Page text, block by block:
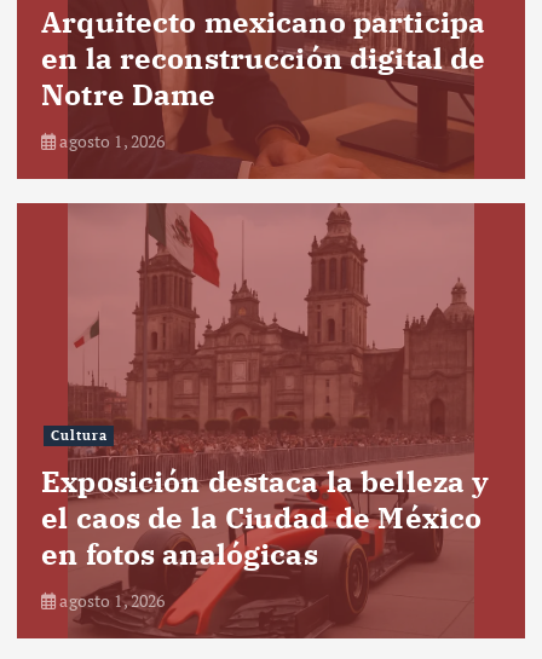
Arquitecto mexicano participa
en la reconstrucción digital de
Notre Dame
agosto 1, 2026
Cultura
Exposición destaca la belleza y
el caos de la Ciudad de México
en fotos analógicas
agosto 1, 2026